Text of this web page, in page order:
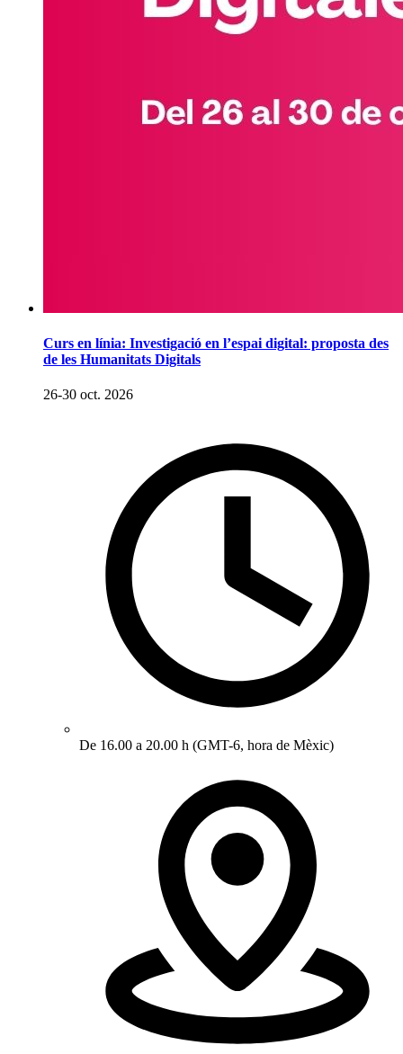
Curs en línia: Investigació en l’espai digital: proposta des
de les Humanitats Digitals
26-30 oct. 2026
De 16.00 a 20.00 h (GMT-6, hora de Mèxic)